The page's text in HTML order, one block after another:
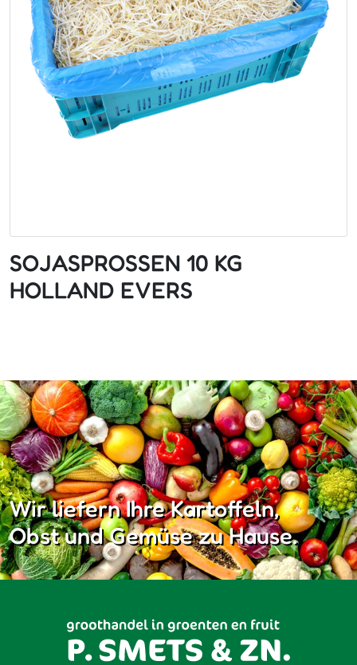
SOJASPROSSEN 10 KG
HOLLAND EVERS
Wir liefern Ihre Kartoffeln,
Obst und Gemüse zu Hause.